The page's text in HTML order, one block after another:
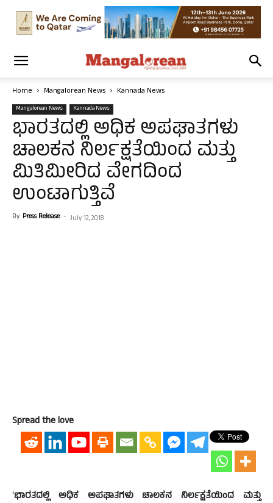
Home Mangalorean News Kannada News
Mangalorean News Kannada News
ಭಾರತದಲ್ಲಿ ಅಧಿಕ ಅಪಘಾತಗಳು
ಚಾಲಕನ ನಿರ್ಲಕ್ಷತೆಯಿಂದ ಮತ್ತು
ಮಿತಿಮೀರಿದ ವೇಗದಿಂದ
ಉಂಟಾಗುತ್ತಿವೆ
By Press Release - July 12, 2018
Spread the love
‘ಭಾರತದಲ್ಲಿ ಅಧಿಕ ಅಪಘಾತಗಳು ಚಾಲಕನ ನಿರ್ಲಕ್ಷತೆಯಿಂದ ಮತ್ತು